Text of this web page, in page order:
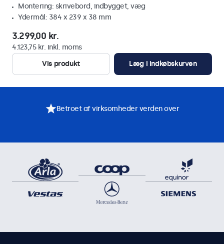
Montering: skrivebord, indbygget, væg
Ydermål: 384 x 239 x 38 mm
3.299,00 kr.
4.123,75 kr. inkl. moms
Vis produkt
Læg i indkøbskurven
Betroet af virksomheder verden over